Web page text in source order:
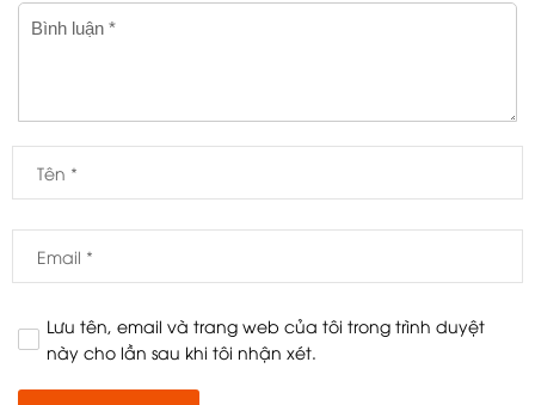
Lưu tên, email và trang web của tôi trong trình duyệt
này cho lần sau khi tôi nhận xét.